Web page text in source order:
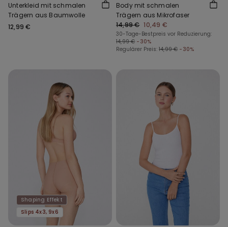
Unterkleid mit schmalen
Trägern aus Baumwolle
12,99 €
Body mit schmalen
Trägern aus Mikrofaser
14,99 € 10,49 €
30-Tage-Bestpreis vor Reduzierung:
14,99 € -30%
Regulärer Preis: 14,99 € -30%
Shaping Effekt
Slips 4x3, 9x6